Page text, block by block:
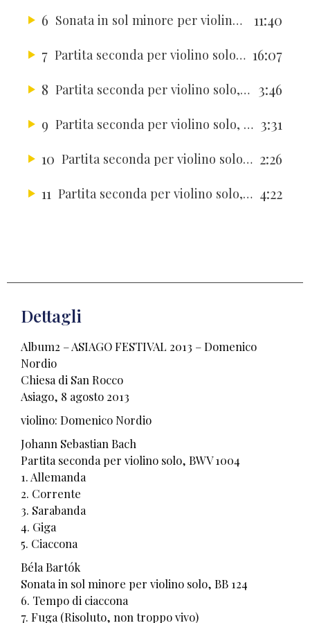
6
Sonata in sol minore per violino solo, BB 124 – Tempo di ciaccona
11:40
7
Partita seconda per violino solo, BWV 1004 – Ciaccona 16:07
8
Partita seconda per violino solo, BWV 1004 – Giga 3:46
9
Partita seconda per violino solo, BWV 1004 – Sarabanda 3:31
10
Partita seconda per violino solo, BWV 1004 – Corrente 2:26
11
Partita seconda per violino solo, BWV 1004 – Allemanda 4:22
Dettagli
Album2 – ASIAGO FESTIVAL 2013 – Domenico
Nordio
Chiesa di San Rocco
Asiago, 8 agosto 2013
violino: Domenico Nordio
Johann Sebastian Bach
Partita seconda per violino solo, BWV 1004
1. Allemanda
2. Corrente
3. Sarabanda
4. Giga
5. Ciaccona
Béla Bartók
Sonata in sol minore per violino solo, BB 124
6. Tempo di ciaccona
7. Fuga (Risoluto, non troppo vivo)